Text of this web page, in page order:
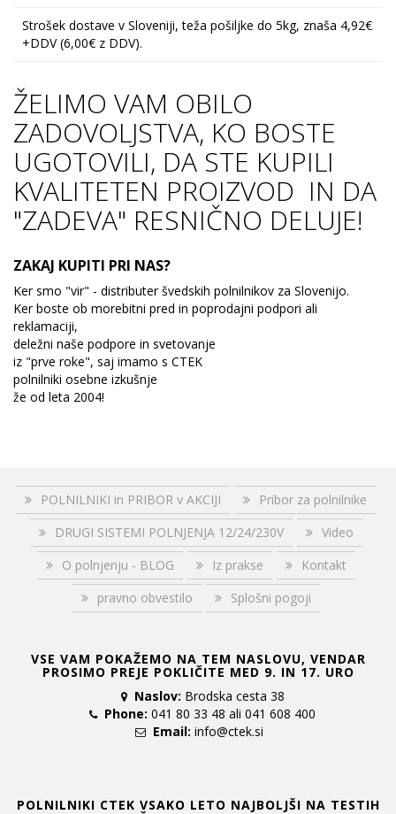
Strošek dostave v Sloveniji, teža pošiljke do 5kg, znaša 4,92€
+DDV (6,00€ z DDV).
ŽELIMO VAM OBILO
ZADOVOLJSTVA, KO BOSTE
UGOTOVILI, DA STE KUPILI
KVALITETEN PROIZVOD IN DA
"ZADEVA" RESNIČNO DELUJE!
ZAKAJ KUPITI PRI NAS?
Ker smo "vir" - distributer švedskih polnilnikov za Slovenijo.
Ker boste ob morebitni pred in poprodajni podpori ali
reklamaciji,
deležni naše podpore in svetovanje
iz "prve roke", saj imamo s CTEK
polnilniki osebne izkušnje
že od leta 2004!
POLNILNIKI in PRIBOR v AKCIJI
Pribor za polnilnike
DRUGI SISTEMI POLNJENJA 12/24/230V
Video
O polnjenju - BLOG
Iz prakse
Kontakt
pravno obvestilo
Splošni pogoji
VSE VAM POKAŽEMO NA TEM NASLOVU, VENDAR
PROSIMO PREJE POKLIČITE MED 9. IN 17. URO
Naslov: Brodska cesta 38
Phone: 041 80 33 48 ali 041 608 400
Email: info@ctek.si
POLNILNIKI CTEK VSAKO LETO NAJBOLJŠI NA TESTIH